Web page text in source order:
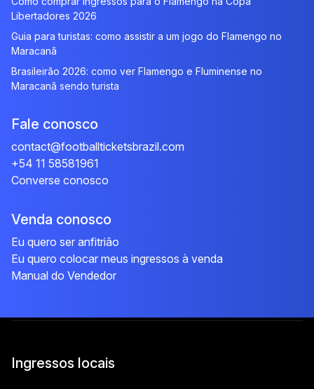
Libertadores 2026
Guia para turistas: como assistir a um jogo do Flamengo no
Maracanã
Brasileirão 2026: como ver Flamengo e Fluminense no
Maracanã sendo turista
Fale conosco
contact@footballticketsbrazil.com
+54 11 58581961
Converse conosco
Venda conosco
Eu quero ser anfitrião
Eu quero colocar meus ingressos à venda
Manual do Vendedor
Ingressos locais